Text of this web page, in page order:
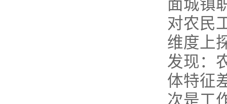
面城镇
对农民
维度上
发现：
体特征
次是工